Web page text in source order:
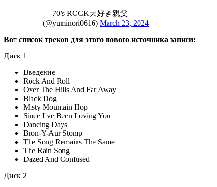
— 70’s ROCK大好き親父
(@yuminori0616) March 23, 2024
Вот список треков для этого нового источника записи:
Диск 1
Введение
Rock And Roll
Over The Hills And Far Away
Black Dog
Misty Mountain Hop
Since I’ve Been Loving You
Dancing Days
Bron-Y-Aur Stomp
The Song Remains The Same
The Rain Song
Dazed And Confused
Диск 2